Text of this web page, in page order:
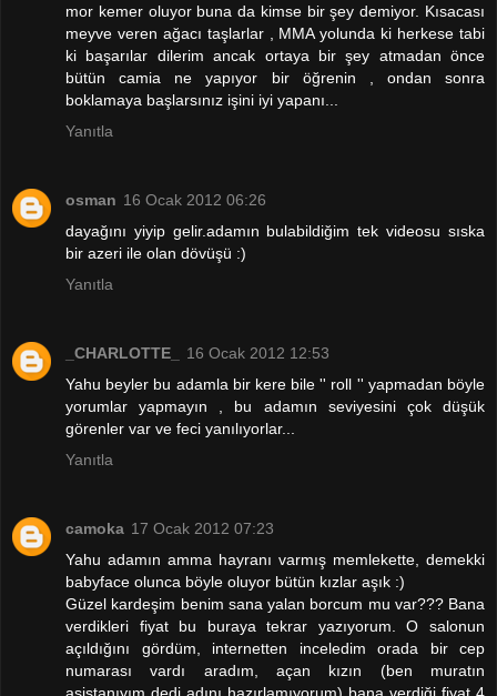
mor kemer oluyor buna da kimse bir şey demiyor. Kısacası
meyve veren ağacı taşlarlar , MMA yolunda ki herkese tabi
ki başarılar dilerim ancak ortaya bir şey atmadan önce
bütün camia ne yapıyor bir öğrenin , ondan sonra
boklamaya başlarsınız işini iyi yapanı...
Yanıtla
osman 16 Ocak 2012 06:26
dayağını yiyip gelir.adamın bulabildiğim tek videosu sıska
bir azeri ile olan dövüşü :)
Yanıtla
_CHARLOTTE_
16 Ocak 2012 12:53
Yahu beyler bu adamla bir kere bile '' roll '' yapmadan böyle
yorumlar yapmayın , bu adamın seviyesini çok düşük
görenler var ve feci yanılıyorlar...
Yanıtla
camoka 17 Ocak 2012 07:23
Yahu adamın amma hayranı varmış memlekette, demekki
babyface olunca böyle oluyor bütün kızlar aşık :)
Güzel kardeşim benim sana yalan borcum mu var??? Bana
verdikleri fiyat bu buraya tekrar yazıyorum. O salonun
açıldığını gördüm, internetten inceledim orada bir cep
numarası vardı aradım, açan kızın (ben muratın